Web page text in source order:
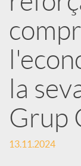
l
i
c
a
la
Grup
13.11.2024